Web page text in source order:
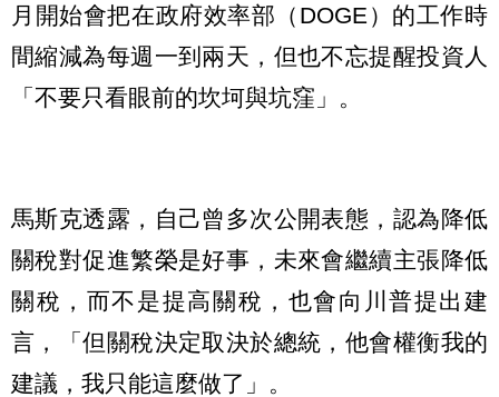
月開始會把在政府效率部（DOGE）的工作時
間縮減為每週一到兩天，但也不忘提醒投資人
「不要只看眼前的坎坷與坑窪」。
馬斯克透露，自己曾多次公開表態，認為降低
關稅對促進繁榮是好事，未來會繼續主張降低
關稅，而不是提高關稅，也會向川普提出建
言，「但關稅決定取決於總統，他會權衡我的
建議，我只能這麼做了」。